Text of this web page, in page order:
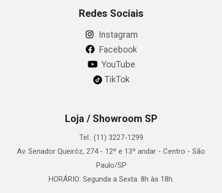
Redes Sociais
Instagram
Facebook
YouTube
TikTok
Loja / Showroom SP
Tel.: (11) 3227-1299
Av. Senador Queiróz, 274 - 12º e 13º andar - Centro - São
Paulo/SP
HORÁRIO: Segunda a Sexta: 8h às 18h.